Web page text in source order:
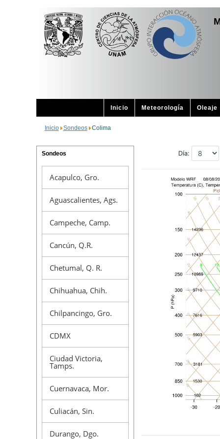
Inicio Meteorología Oleaje
Inicio Sondeos Colima
Sondeos
Acapulco, Gro.
Aguascalientes, Ags.
Campeche, Camp.
Cancún, Q.R.
Chetumal, Q. R.
Chihuahua, Chih.
Chilpancingo, Gro.
CDMX
Ciudad Victoria,
Tamps.
Cuernavaca, Mor.
Culiacán, Sin.
Durango, Dgo.